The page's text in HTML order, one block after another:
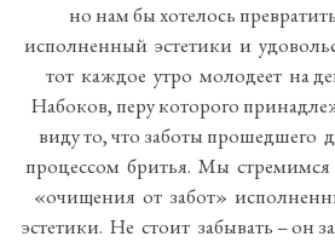
но нам бы хотелось
исполненный эстетики и
тот каждое утро молодеет на
Набоков, перу которого
виду то, что заботы прошедшего
процессом бритья. Мы стремимся
«очищения от забот»
эстетики. Не стоит забывать – он